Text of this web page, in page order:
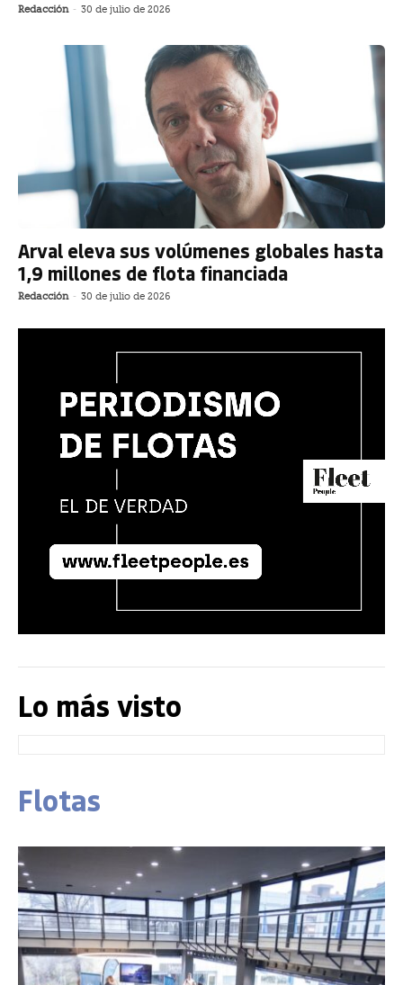
Redacción - 30 de julio de 2026
Arval eleva sus volúmenes globales hasta
1,9 millones de flota financiada
Redacción - 30 de julio de 2026
Lo más visto
Flotas